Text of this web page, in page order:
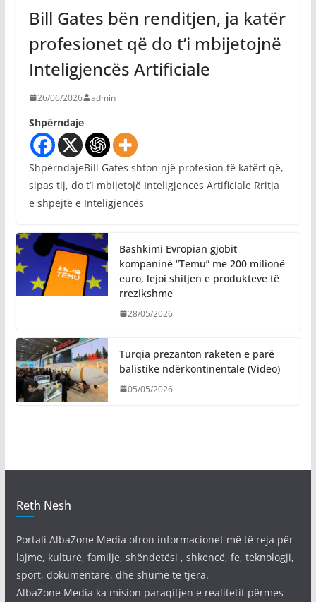
Bill Gates bën renditjen, ja katër
profesionet që do t’i mbijetojnë
Inteligjencës Artificiale
26/06/2026 admin
Shpërndaje
ShpërndajeBill Gates shton një profesion të katërt që,
sipas tij, do t’i mbijetojë Inteligjencës Artificiale Rritja
e shpejtë e Inteligjencës
Bashkimi Evropian gjobit
kompaninë “Temu” me 200 milionë
euro, lejoi shitjen e produkteve të
rrezikshme
28/05/2026
Turqia prezanton raketën e parë
balistike ndërkontinentale (Video)
05/05/2026
Reth Nesh
Portali AlbaZone Media ofron informacionet më të reja për
lajme, kulturë, familje, shëndetësi , shkencë, fe, teknologji,
sport, dokumentare, dhe shume te tjera.
AlbaZone Media ka mision paraqitjen e realitetit përmes